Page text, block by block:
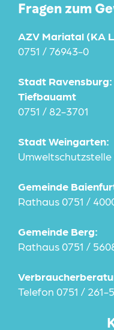
Fragen zum
AZV Mariatal (KA
0751 / 76943-0
Stadt Ravensburg:
Tiefbauamt
0751 / 82-3701
Stadt Weingarten:
Umweltschutzstelle
Gemeinde
Rathaus 0751 /
Gemeinde Berg:
Rathaus 0751 /
Telefon 0751 / 261-